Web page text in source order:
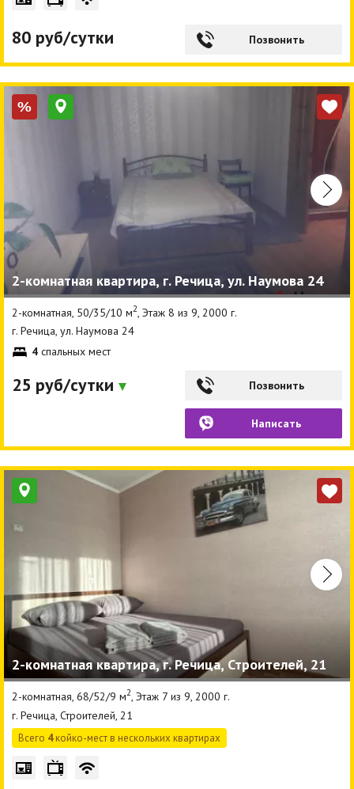
80 руб/сутки Позвонить
%
2-комнатная квартира, г. Речица, ул. Наумова 24
2-комнатная, 50/35/10 м2 , Этаж 8 из 9, 2000 г.
г. Речица, ул. Наумова 24
4 спальных мест
25 руб/сутки Позвонить
Написать
2-комнатная квартира, г. Речица, Строителей, 21
2-комнатная, 68/52/9 м2, Этаж 7 из 9, 2000 г.
г. Речица, Строителей, 21
Всего 4койко-мест в нескольких квартирах